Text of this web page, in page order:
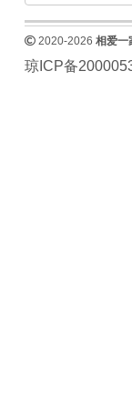
2020-2026 相爱一
琼ICP备